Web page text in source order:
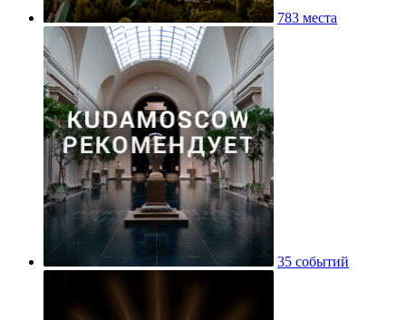
783 места
35 событий